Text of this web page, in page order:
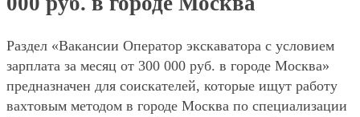
Раздел «Вакансии Оператор экскаватора с условием
зарплата за месяц от 300 000 руб. в городе Москва»
предназначен для соискателей, которые ищут работу
вахтовым методом в городе Москва по специализации